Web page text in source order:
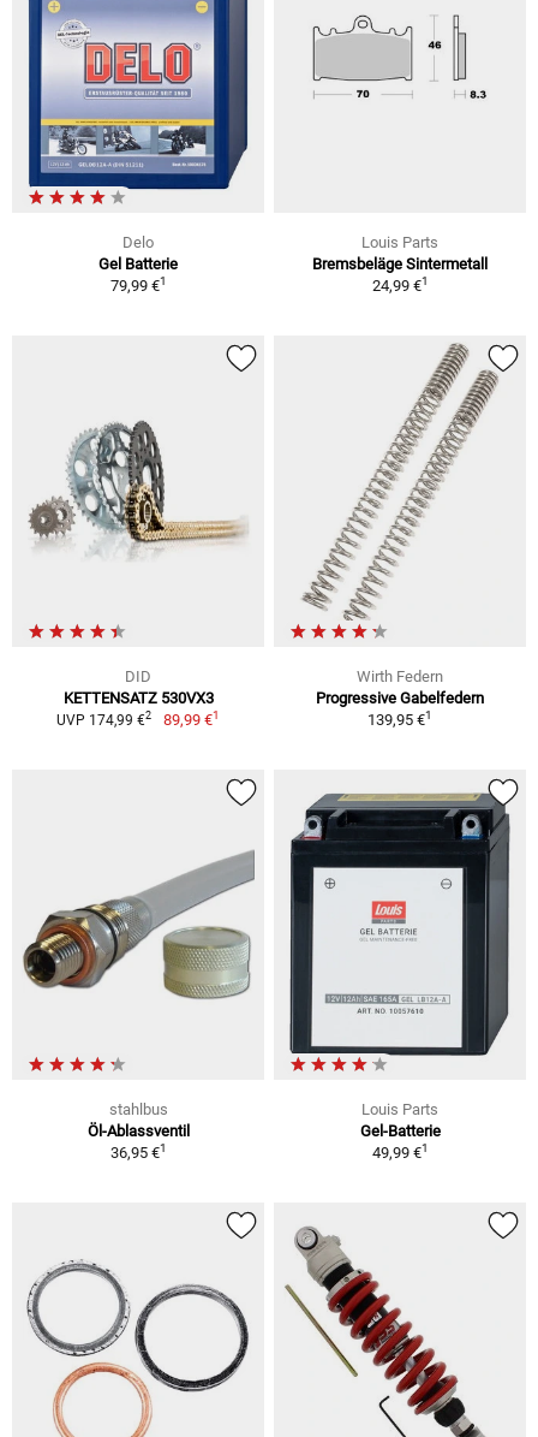
Delo
Gel Batterie
79,99 €1
Louis Parts
Bremsbeläge Sintermetall
24,99 €1
DID
KETTENSATZ 530VX3
UVP 174,99 €2 89,99 €1
Wirth Federn
Progressive Gabelfedern
139,95 €1
stahlbus
Öl-Ablassventil
36,95 €1
Louis Parts
Gel-Batterie
49,99 €1